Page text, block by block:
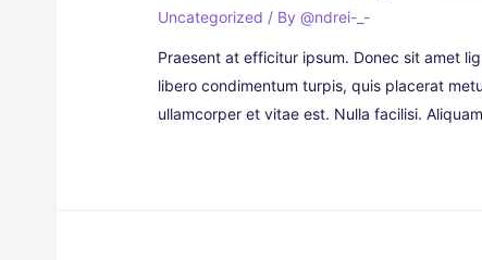
Uncategorized / By@ndrei-_-
Praesent at efficitur ipsum. Donec sit amet
libero condimentum turpis, quis placerat
ullamcorper et vitae est. Nulla facilisi.